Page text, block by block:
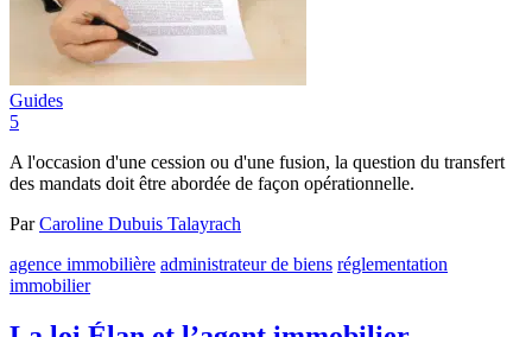
Guides
5
A l'occasion d'une cession ou d'une fusion, la question du transfert
des mandats doit être abordée de façon opérationnelle.
ParCaroline Dubuis Talayrach
agence immobilière administrateur de biens réglementation
immobilier